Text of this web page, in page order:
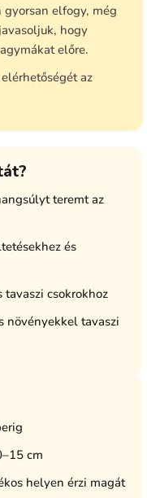
elfogy, még
hogy
előre.
az
teremt az
és
csokrokhoz
növényekkel tavaszi
cm
helyen érzi magát